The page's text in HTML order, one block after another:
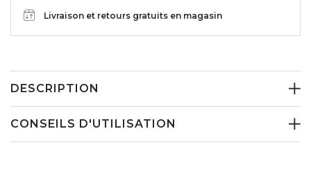
Livraison et retours gratuits en magasin
DESCRIPTION
CONSEILS D'UTILISATION